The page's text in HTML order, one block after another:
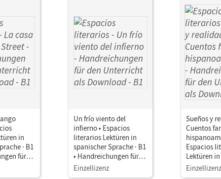
in
· B1
für
als
Un frío viento del
infierno • Espacios
literarios Lektüren in
spanischer Sprache · B1
• Handreichungen für
den Unterricht als
Einzellizenz
Sueños y
Cuentos
Espacios
Lektüren
Sprache · B1
Einzellizenz